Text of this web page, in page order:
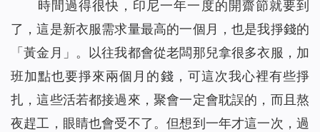
時間過得很快，印尼一年一度的開齋節就要到
了，這是新衣服需求量最高的一個月，也是我掙錢的
「黃金月」。以往我都會從老闆那兒拿很多衣服，加
班加點也要掙來兩個月的錢，可這次我心裡有些掙
扎，這些活若都接過來，聚會一定會耽誤的，而且熬
夜趕工，眼睛也會受不了。但想到一年才這一次，過